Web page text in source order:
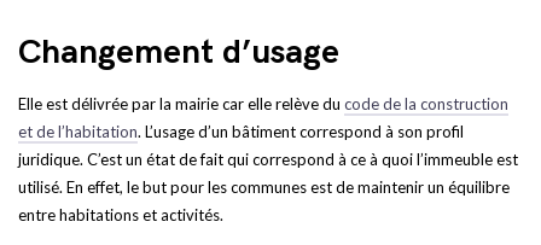
Changement d’usage
Elle est délivrée par la mairie car elle relève du code de la construction
et de l’habitation. L’usage d’un bâtiment correspond à son profil
juridique. C’est un état de fait qui correspond à ce à quoi l’immeuble est
utilisé. En effet, le but pour les communes est de maintenir un équilibre
entre habitations et activités.